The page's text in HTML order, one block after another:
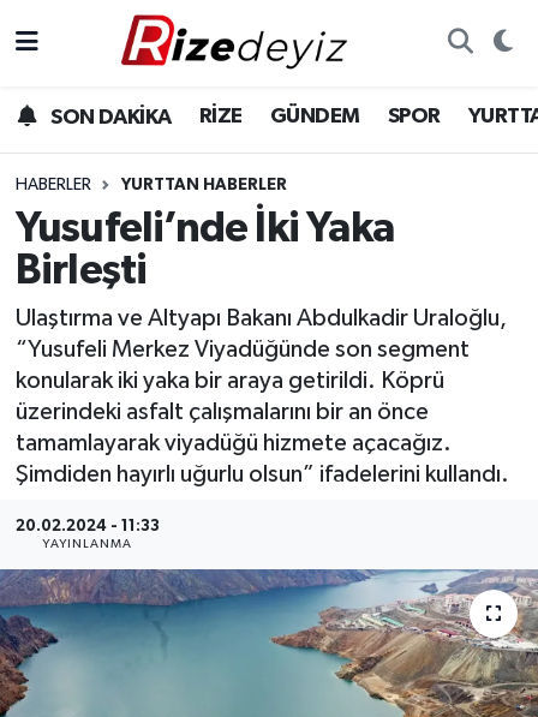
SON DAKİKA RİZE GÜNDEM SPOR
HABERLER YURTTAN HABERLER
Yusufeli’nde İki Yaka
Birleşti
Ulaştırma ve Altyapı Bakanı Abdulkadir Uraloğlu,
“Yusufeli Merkez Viyadüğünde son segment
konularak iki yaka bir araya getirildi. Köprü
üzerindeki asfalt çalışmalarını bir an önce
tamamlayarak viyadüğü hizmete açacağız.
Şimdiden hayırlı uğurlu olsun” ifadelerini kullandı.
20.02.2024 - 11:33
YAYINLANMA
Gündem
Yurttan Haberler
Ekonomi
Teknoloji
Rize Hava Durumu
Rize Trafik Yoğunluk Haritası
Süper Lig Puan Durumu ve Fikstür
Tüm Manşetler
Son Dakika Haberleri
Haber Arşivi